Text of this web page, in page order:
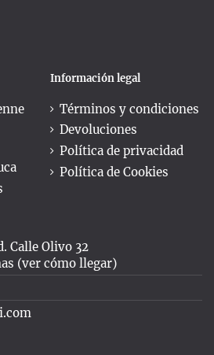
Información legal
Términos y condiciones
Devoluciones
Política de privacidad
Política de Cookies
Calle Olivo 32
(ver cómo llegar)